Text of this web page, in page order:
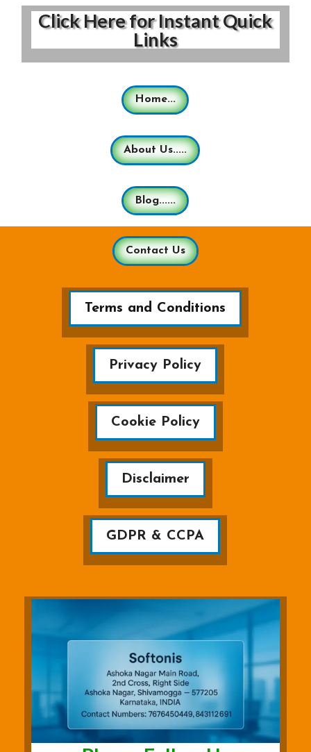
Click Here for Instant Quick
Links
Home...
About Us.....
Blog......
Contact Us
Terms and Conditions
Privacy Policy
Cookie Policy
Disclaimer
GDPR & CCPA